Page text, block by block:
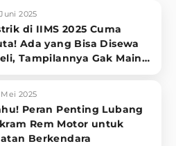
2025
di IIMS 2025 Cuma
Ada yang Bisa Disewa
Tampilannya Gak Main-
2025
Peran Penting Lubang
Rem Motor untuk
Berkendara